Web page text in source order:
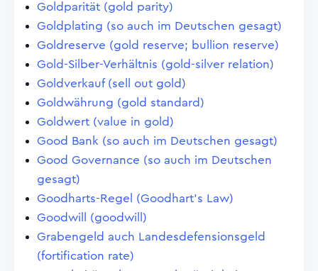
Goldparität (gold parity)
Goldplating (so auch im Deutschen gesagt)
Goldreserve (gold reserve; bullion reserve)
Gold-Silber-Verhältnis (gold-silver relation)
Goldverkauf (sell out gold)
Goldwährung (gold standard)
Goldwert (value in gold)
Good Bank (so auch im Deutschen gesagt)
Good Governance (so auch im Deutschen
gesagt)
Goodharts-Regel (Goodhart's Law)
Goodwill (goodwill)
Grabengeld auch Landesdefensionsgeld
(fortification rate)